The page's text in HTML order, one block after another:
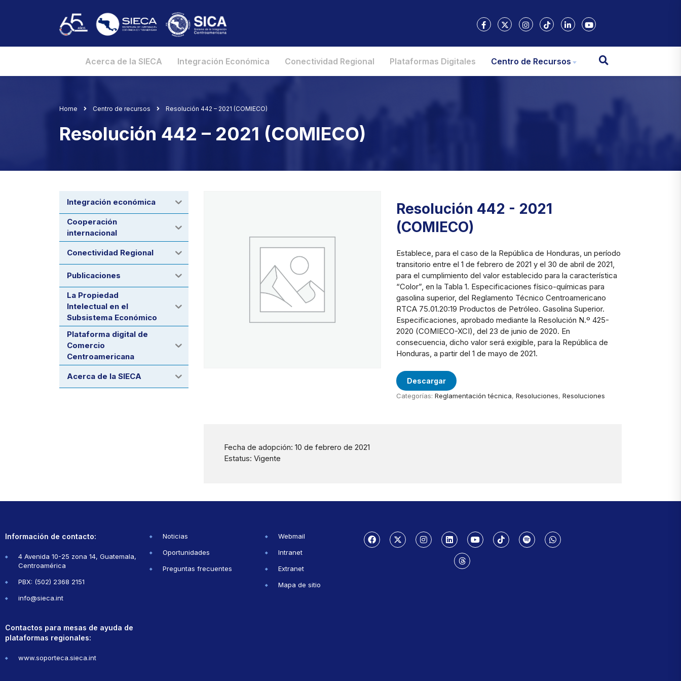
Acerca de la SIECA Integración Económica Conectividad Regional Plataformas Digitales Centro de Recursos
Home Centro de recursos Resolución 442 – 2021 (COMIECO)
Resolución 442 – 2021 (COMIECO)
Resolución 442 - 2021
(COMIECO)
Establece, para el caso de la República de Honduras, un período
transitorio entre el 1 de febrero de 2021 y el 30 de abril de 2021,
para el cumplimiento del valor establecido para la característica
“Color”, en la Tabla 1. Especificaciones físico-químicas para
gasolina superior, del Reglamento Técnico Centroamericano
RTCA 75.01.20:19 Productos de Petróleo. Gasolina Superior.
Especificaciones, aprobado mediante la Resolución N.º 425-
2020 (COMIECO-XCI), del 23 de junio de 2020. En
consecuencia, dicho valor será exigible, para la República de
Honduras, a partir del 1 de mayo de 2021.
Descargar
Categorías: Reglamentación técnica, Resoluciones, Resoluciones
Fecha de adopción: 10 de febrero de 2021
Estatus: Vigente
Integración económica
Cooperación
internacional
Conectividad Regional
Publicaciones
La Propiedad
Intelectual en el
Subsistema Económico
Plataforma digital de
Comercio
Centroamericana
Acerca de la SIECA
Información de contacto:
4 Avenida 10-25 zona 14, Guatemala,
Centroamérica
PBX: (502) 2368 2151
info@sieca.int
Contactos para mesas de ayuda de
plataformas regionales:
www.soporteca.sieca.int
Noticias
Oportunidades
Preguntas frecuentes
Webmail
Intranet
Extranet
Mapa de sitio